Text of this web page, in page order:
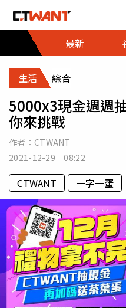
最新
生活 綜合
5000x3現金週週
你來挑戰
作者： CTWANT
2021-12-29 08:22
CTWANT 一字一蛋